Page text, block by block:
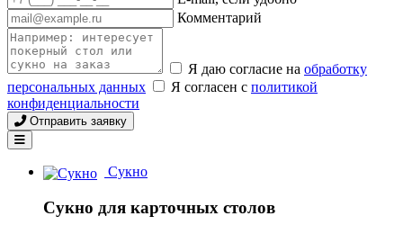
Комментарий
Я даю согласие на обработку
персональных данных
Я согласен с политикой
конфиденциальности
Отправить заявку
Сукно
Сукно для карточных столов